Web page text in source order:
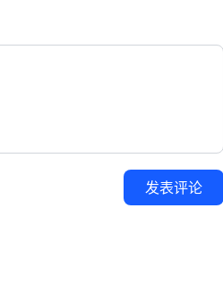
发表评论